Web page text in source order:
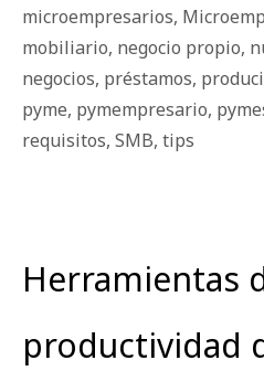
microempresarios,
mobiliario, negocio propio,
negocios, préstamos,
pyme, pymempresario,
requisitos, SMB, tips
Herramientas
productividad